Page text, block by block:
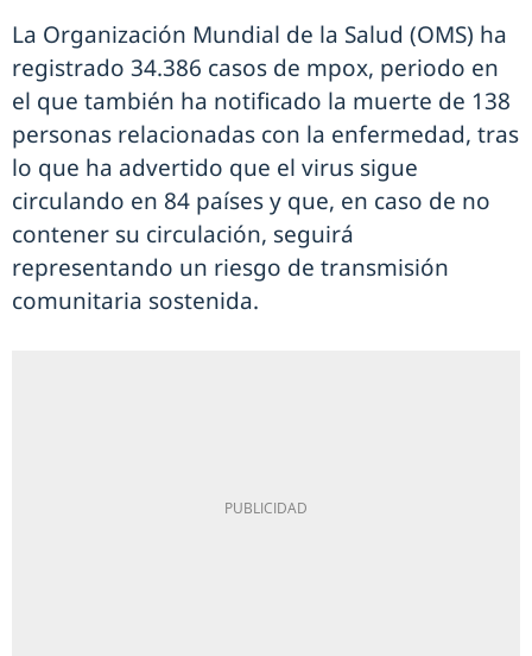
La Organización Mundial de la Salud (OMS) ha
registrado 34.386 casos de mpox, periodo en
el que también ha notificado la muerte de 138
personas relacionadas con la enfermedad, tras
lo que ha advertido que el virus sigue
circulando en 84 países y que, en caso de no
contener su circulación, seguirá
representando un riesgo de transmisión
comunitaria sostenida.